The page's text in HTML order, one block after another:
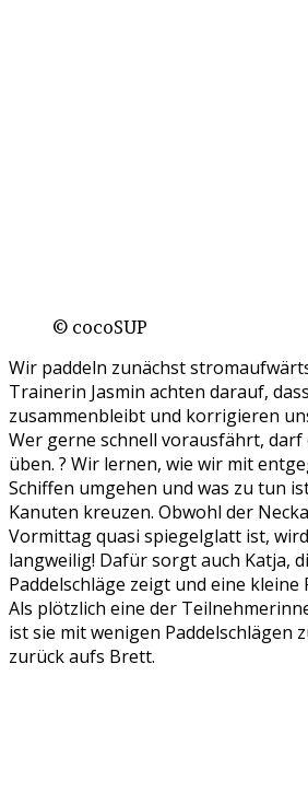
© cocoSUP
Wir paddeln zunächst
Trainerin Jasmin achten darauf,
zusammenbleibt und korrigieren
Wer gerne schnell vorausfährt, darf
üben. ? Wir lernen, wie wir mit
Schiffen umgehen und was zu tun
Kanuten kreuzen. Obwohl der
Vormittag quasi spiegelglatt ist,
langweilig! Dafür sorgt auch Katja,
Paddelschläge zeigt und eine kleine
Als plötzlich eine der
ist sie mit wenigen Paddelschlägen
zurück aufs Brett.